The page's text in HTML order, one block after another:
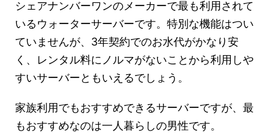
シェアナンバーワンのメーカーで最も利用されて
いるウォーターサーバーです。特別な機能はつい
ていませんが、3年契約でのお水代がかなり安
く、レンタル料にノルマがないことから利用しや
すいサーバーともいえるでしょう。
家族利用でもおすすめできるサーバーですが、最
もおすすめなのは一人暮らしの男性です。